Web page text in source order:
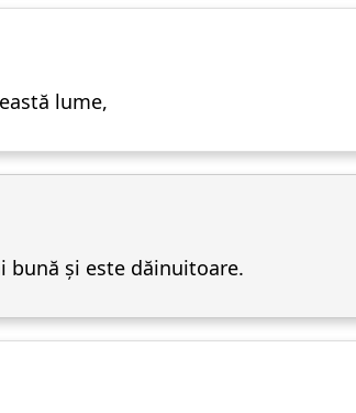
lume,
bună și este dăinuitoare.